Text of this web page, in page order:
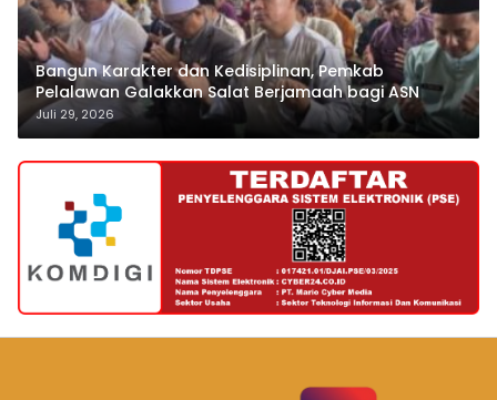
Bangun Karakter dan Kedisiplinan, Pemkab
Pelalawan Galakkan Salat Berjamaah bagi ASN
Juli 29, 2026